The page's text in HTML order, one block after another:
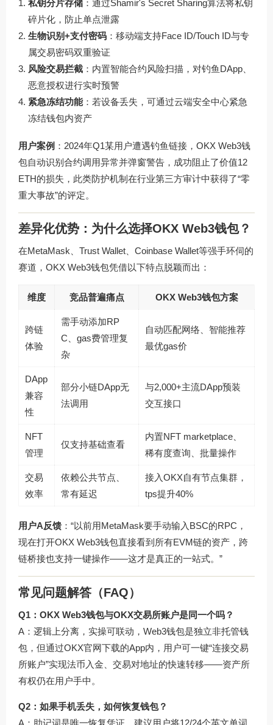
私钥分片存储 ：通过Shamir's Secret Sharing算法将私钥
碎片化，防止单点泄露
生物识别+支付密码 ：移动端支持Face ID/Touch ID与专
属交易密码双重验证
风险交易拦截 ：内置智能合约风险扫描，对钓鱼DApp、
恶意授权进行实时预警
紧急冻结功能：若设备丢失，可通过云端安全中心紧急
冻结钱包内资产
用户案例 ：2024年Q1某用户遭遇钓鱼链接，OKX Web3钱
包自动识别合约调用异常并弹窗警告，成功阻止了价值12
ETH的损失，此类防护机制在行业第三方审计中获得了“零
重大事故”的评定。
差异化优势：为什么选择OKX Web3钱包？
在MetaMask、Trust Wallet、Coinbase Wallet等强手环伺的
赛道，OKX Web3钱包凭借以下特点脱颖而出：
维度 竞品普遍痛点 OKX Web3钱包方案
跨链
体验
需手动添加RP
C、gas费管理复
杂
自动匹配网络、智能推荐
最优gas价
DApp
兼容
性
部分小链DApp无
法调用
与2,000+主流DApp预装
交互接口
NFT
管理
仅支持基础查看
内置NFT marketplace、
稀有度查询、批量操作
交易
效率
依赖公共节点、
常有延迟
接入OKX自有节点集群，
tps提升40%
用户A反馈 ：“以前用MetaMask要手动输入BSC的RPC，
现在打开OKX Web3钱包直接看到所有EVM链的资产，跨
链桥接也支持一键操作——这才是真正的一站式。”
常见问题解答（FAQ）
Q1：OKX Web3钱包与OKX交易所账户是同一个吗？
A：逻辑上分离，实操可联动，Web3钱包是独立非托管钱
包，但通过OKX官网下载的App内，用户可一键“连接交易
所账户”实现法币入金、交易对地址的快速转移——资产所
有权仍在用户手中。
Q2：如果手机丢失，如何恢复钱包？
A：助记词是唯一恢复凭证，建议用户将12/24个英文单词